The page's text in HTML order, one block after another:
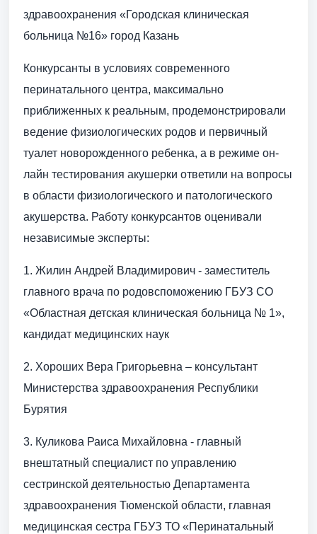
здравоохранения «Городская клиническая
больница №16» город Казань
Конкурсанты в условиях современного
перинатального центра, максимально
приближенных к реальным, продемонстрировали
ведение физиологических родов и первичный
туалет новорожденного ребенка, а в режиме он-
лайн тестирования акушерки ответили на вопросы
в области физиологического и патологического
акушерства. Работу конкурсантов оценивали
независимые эксперты:
1. Жилин Андрей Владимирович - заместитель
главного врача по родовспоможению ГБУЗ СО
«Областная детская клиническая больница № 1»,
кандидат медицинских наук
2. Хороших Вера Григорьевна – консультант
Министерства здравоохранения Республики
Бурятия
3. Куликова Раиса Михайловна - главный
внештатный специалист по управлению
сестринской деятельностью Департамента
здравоохранения Тюменской области, главная
медицинская сестра ГБУЗ ТО «Перинатальный